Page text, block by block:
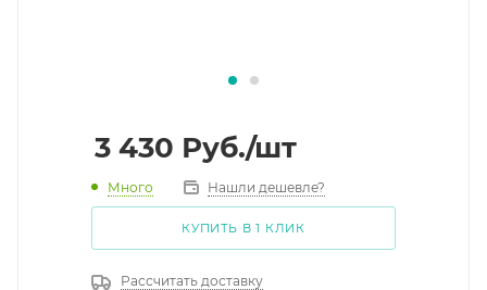
3 430 Руб./шт
Много Нашли дешевле?
КУПИТЬ В 1 КЛИК
Рассчитать доставку